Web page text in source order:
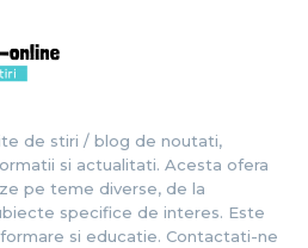
de stiri / blog de noutati,
si actualitati. Acesta ofera
pe teme diverse, de la
specifice de interes. Este
si educatie. Contactati-ne